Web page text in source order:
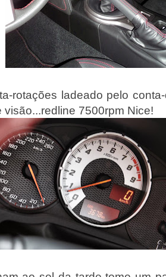
rotações ladeado pelo
7500rpm Nice!